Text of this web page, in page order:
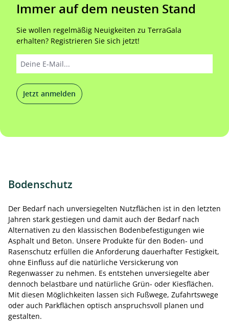
Immer auf dem neusten Stand
Sie wollen regelmäßig Neuigkeiten zu TerraGala
erhalten? Registrieren Sie sich jetzt!
Jetzt anmelden
Bodenschutz
Der Bedarf nach unversiegelten Nutzflächen ist in den letzten
Jahren stark gestiegen und damit auch der Bedarf nach
Alternativen zu den klassischen Bodenbefestigungen wie
Asphalt und Beton. Unsere Produkte für den Boden- und
Rasenschutz erfüllen die Anforderung dauerhafter Festigkeit,
ohne Einfluss auf die natürliche Versickerung von
Regenwasser zu nehmen. Es entstehen unversiegelte aber
dennoch belastbare und natürliche Grün- oder Kiesflächen.
Mit diesen Möglichkeiten lassen sich Fußwege, Zufahrtswege
oder auch Parkflächen optisch anspruchsvoll planen und
gestalten.